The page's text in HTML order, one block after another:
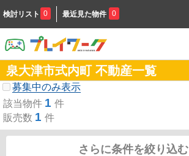
検討リスト 0 最近見た物件 0
泉大津市式内町 不動産一覧
募集中のみ表示
該当物件 1 件
販売数 1 件
さらに条件を絞り込む